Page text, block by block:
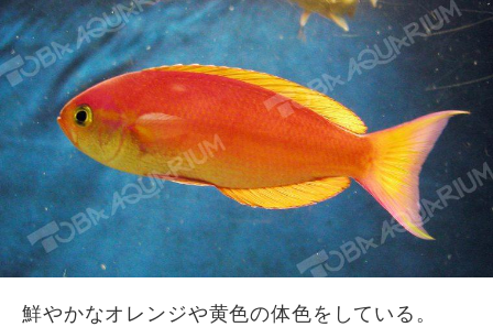
鮮やかなオレンジや黄色の体色をしている。